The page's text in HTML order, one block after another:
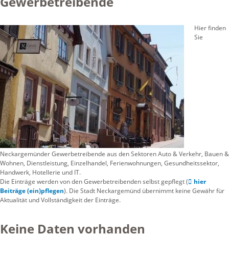
Hier finden
Sie
Neckargemünder Gewerbetreibende aus den Sektoren Auto & Verkehr, Bauen &
Wohnen, Dienstleistung, Einzelhandel, Ferienwohnungen, Gesundheitssektor,
Handwerk, Hotellerie und IT.
Die Einträge werden von den Gewerbetreibenden selbst gepflegt (
hier
Beiträge (ein)pflegen). Die Stadt Neckargemünd übernimmt keine Gewähr für
Aktualität und Vollständigkeit der Einträge.
Keine Daten vorhanden